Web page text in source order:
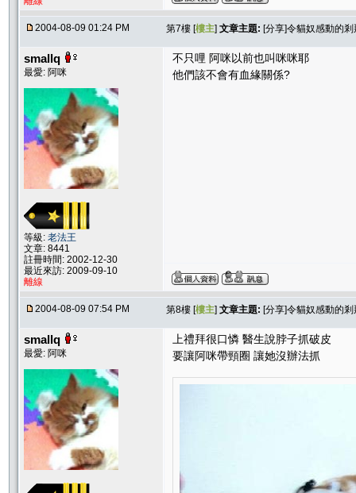
2004-08-09 01:24 PM 第7樓 [樓主] 文章主題: [分享]令貓奴感動的剎
smallq
最愛: 阿咪
等級: 老法王
文章: 8441
註冊時間: 2002-12-30
最近來訪: 2009-09-10
離線
不只哩 阿咪以前也叫咪咪耶
他們該不會有血緣關係?
2004-08-09 07:54 PM 第8樓 [樓主] 文章主題: [分享]令貓奴感動的剎
smallq
最愛: 阿咪
上禮拜很口憐 醫生說脖子抓破皮
要讓阿咪帶頸圈 讓她沒辦法抓